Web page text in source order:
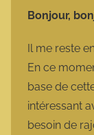
Bonjour,
Il me reste
En ce
base de
intéressant
besoin de